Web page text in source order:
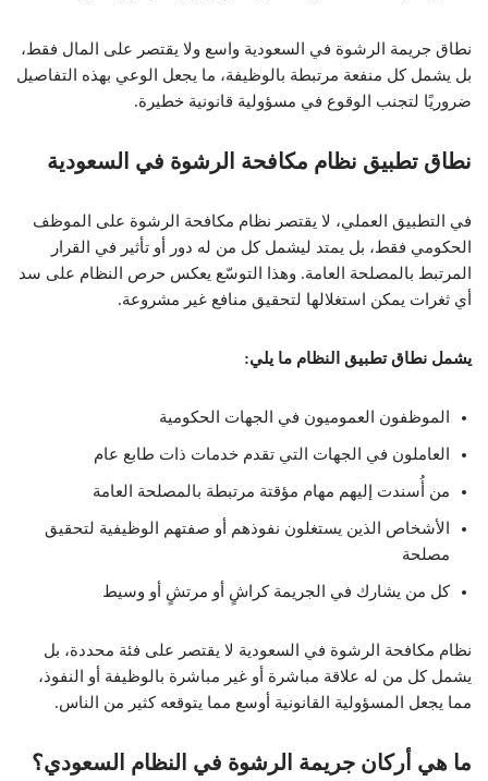
نطاق جريمة الرشوة في السعودية واسع ولا يقتصر على المال فقط،
بل يشمل كل منفعة مرتبطة بالوظيفة، ما يجعل الوعي بهذه التفاصيل
ضروريًا لتجنب الوقوع في مسؤولية قانونية خطيرة.
نطاق تطبيق نظام مكافحة الرشوة في السعودية
في التطبيق العملي، لا يقتصر نظام مكافحة الرشوة على الموظف
الحكومي فقط، بل يمتد ليشمل كل من له دور أو تأثير في القرار
المرتبط بالمصلحة العامة. وهذا التوسّع يعكس حرص النظام على سد
أي ثغرات يمكن استغلالها لتحقيق منافع غير مشروعة.
يشمل نطاق تطبيق النظام ما يلي:
الموظفون العموميون في الجهات الحكومية
العاملون في الجهات التي تقدم خدمات ذات طابع عام
من أُسندت إليهم مهام مؤقتة مرتبطة بالمصلحة العامة
الأشخاص الذين يستغلون نفوذهم أو صفتهم الوظيفية لتحقيق
مصلحة
كل من يشارك في الجريمة كراشٍ أو مرتشٍ أو وسيط
نظام مكافحة الرشوة في السعودية لا يقتصر على فئة محددة، بل
يشمل كل من له علاقة مباشرة أو غير مباشرة بالوظيفة أو النفوذ،
مما يجعل المسؤولية القانونية أوسع مما يتوقعه كثير من الناس.
ما هي أركان جريمة الرشوة في النظام السعودي؟